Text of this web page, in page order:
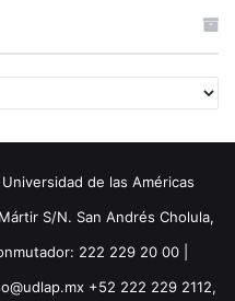
de las Américas
S/N. San Andrés Cholula,
222 229 20 00 |
+52 222 229 2112,